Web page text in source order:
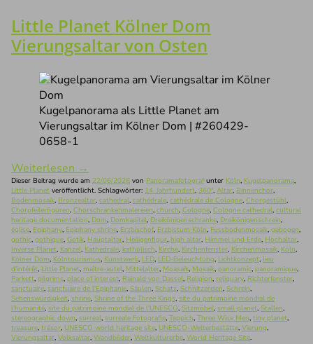
Little Planet Kölner Dom
Vierungsaltar von Osten
Kugelpanorama als Little Planet am
Vierungsaltar im Kölner Dom | #260429-
0658-1
Weiterlesen →
Dieser Beitrag wurde am 22/06/2026 von Panoramafotografunter Köln, Kugelpanorama,
Little Planet veröffentlicht. Schlagwörter: 14. Jahrhundert, 360°, Altar, Binnenchor,
Bodenmosaik, Bronzealtar, cathedral, cathédrale, cathédrale de Cologne, Chorgestühl,
Chorpfeilerfiguren, Chorschrankenmalereien, church, Cologne, Cologne cathedral, cultural
heritage documentation, Dom, Domkapitel, Dreikönigenschranke, Dreikönigenschrein,
église, Epiphany, Epiphany shrine, Erzbischof, Erzbistum Köln, Fussbodenmosaik, gebogen,
gothic, gothique, Gotik, Hauptaltar, Heiligenfigur, high altar, Himmel und Erde, Hochaltar,
Inverse Planet, Kanzel, Kathedrale, katholisch, Kirche, Kirchenfenster, Kirchenmosaik, Köln,
Kölner Dom, Kölntourismus, Kunstwerk, LED, LED-Beleuchtung, Lichtkonzept, lieu
d'intérêt, Little Planet, maître-autel, Mittelalter, Moasaik, Mosaik, panoramic, panoramique,
Parkett, pilgrims, place of interest, Rainald von Dassel, Religion, reliquary, Richterfenster,
sanctuaire, sanctuaire de l'Epiphanie, Säulen, Schatz, Schnitzereien, Schrein,
Sehenswürdigkeit, shrine, Shrine of the Three Kings, site du patrimoine mondial de
l'humanité, site du patrimoine mondial de l'UNESCO, Sitzmöbel, small planet, Stallen,
stereographic down, surreal, surreale Fotografie, Teppich, Three Wise Men, tiny planet,
treasure, trésor, UNESCO world heritage site, UNESCO-Welterbestätte, Vierung,
Vierungsaltar, Volksaltar, Wandbilder, Weltkulturerbe, World Heritage Site.